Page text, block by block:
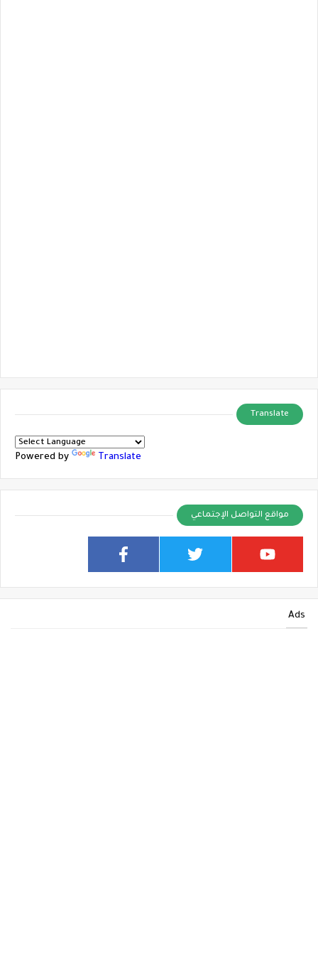
Translate
Powered by Translate
مواقع التواصل الإجتماعي
Ads